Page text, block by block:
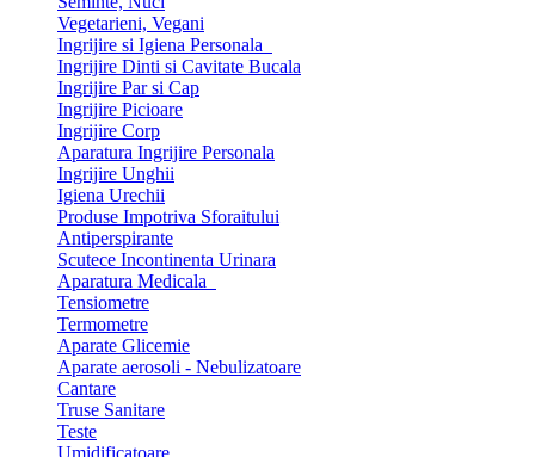
Vegetarieni, Vegani
Ingrijire si Igiena Personala
Ingrijire Dinti si Cavitate Bucala
Ingrijire Par si Cap
Ingrijire Picioare
Ingrijire Corp
Aparatura Ingrijire Personala
Ingrijire Unghii
Igiena Urechii
Produse Impotriva Sforaitului
Antiperspirante
Scutece Incontinenta Urinara
Aparatura Medicala
Tensiometre
Termometre
Aparate Glicemie
Aparate aerosoli - Nebulizatoare
Cantare
Truse Sanitare
Teste
Umidificatoare